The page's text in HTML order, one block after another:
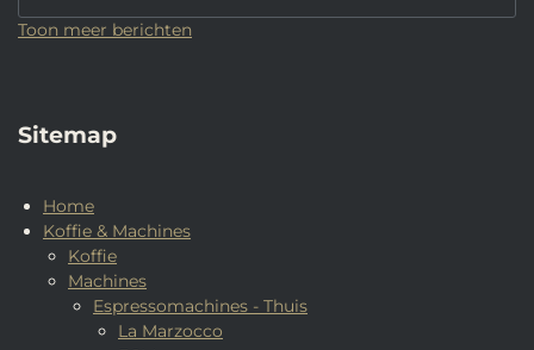
Toon meer berichten
Sitemap
Home
Koffie & Machines
Koffie
Machines
Espressomachines - Thuis
La Marzocco